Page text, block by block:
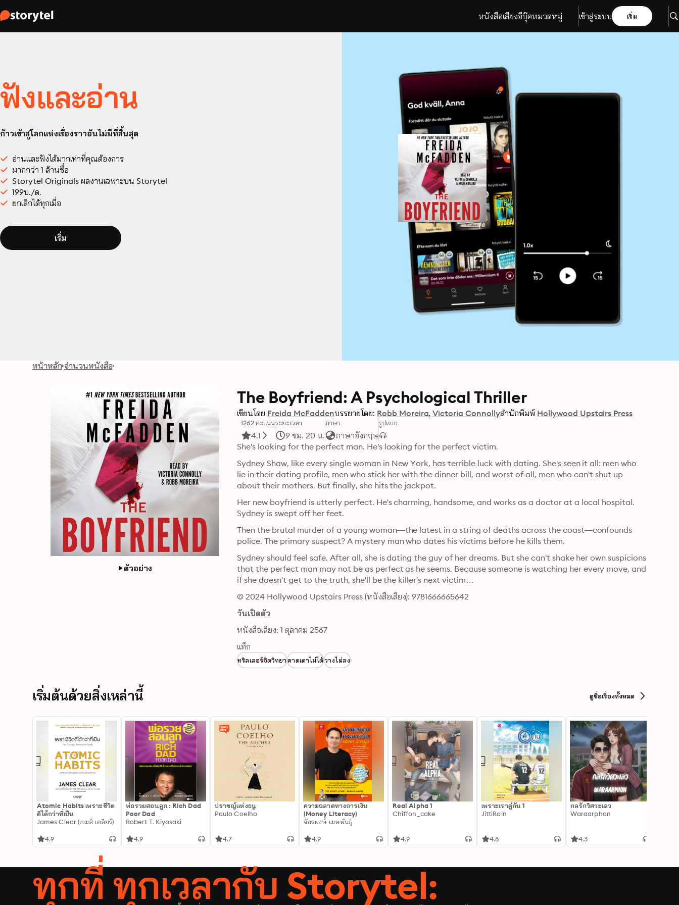
หนังสือเสียงอีบุ๊คหมวดหมู่ เข้าสู่ระบบ เริ่ม
ฟังและอ่าน
ก้าวเข้าสู่โลกแห่งเรื่องราวอันไม่มีที่สิ้นสุด
อ่านและฟังได้มากเท่าที่คุณต้องการ
มากกว่า 1 ล้านชื่อ
Storytel Originals ผลงานเฉพาะบน Storytel
199บ./ด.
ยกเลิกได้ทุกเมื่อ
เริ่ม
หน้าหลัก จำนวนหนังสือ
ตัวอย่าง
The Boyfriend: A Psychological Thriller
เขียนโดย Freida McFaddenบรรยายโดย: Robb Moreira Victoria Connollyสำนักพิมพ์ Hollywood Upstairs Press
1262 คะแนน
4.1
ระยะเวลา
9 ชม. 20 น.
ภาษา
ภาษาอังกฤษ
รูปแบบ
She's looking for the perfect man. He's looking for the perfect victim.
Sydney Shaw, like every single woman in New York, has terrible luck with dating. She's seen it all: men who
lie in their dating profile, men who stick her with the dinner bill, and worst of all, men who can't shut up
about their mothers. But finally, she hits the jackpot.
Her new boyfriend is utterly perfect. He's charming, handsome, and works as a doctor at a local hospital.
Sydney is swept off her feet.
Then the brutal murder of a young woman―the latest in a string of deaths across the coast―confounds
Sydney should feel safe. After all, she is dating the guy of her dreams. But she can't shake her own suspicions
that the perfect man may not be as perfect as he seems. Because someone is watching her every move, and
if she doesn't get to the truth, she'll be the killer's next victim…
© 2024 Hollywood Upstairs Press (หนังสือเสียง): 9781666665642
วันเปิดตัว
หนังสือเสียง: 1 ตุลาคม 2567
แท็ก
ทริลเลอร์จิตวิทยาคาดเดาไม่ได้วางไม่ลง
เริ่มต้นด้วยสิ่งเหล่านี้ ดูชื่อเรื่องทั้งหมด
Atomic Habits เพราะชีวิต
ดีได้กว่าที่เป็น
James Clear (เจมส์ เคลียร์)
4.9
พ่อรวยสอนลูก : Rich Dad
Poor Dad
Robert T. Kiyosaki
4.9
ปราชญ์แห่งธนู
Paulo Coelho
4.7
ความฉลาดทางการเงิน
(Money Literacy)
จักรพงษ์ เมษพันธุ์
4.9
Real Alpha 1
Chiffon_cake
4.9
เพราะเราคู่กัน 1
JittiRain
4.8
กลรักวิศวะเลว
Waraarphon
4.3
ทุกที่ ทุกเวลากับ Storytel: